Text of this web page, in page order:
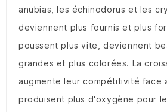
anubias, les échinodorus et les
deviennent plus fournis et plus
poussent plus vite, deviennent
grandes et plus colorées. La
augmente leur compétitivité face
produisent plus d'oxygène pour